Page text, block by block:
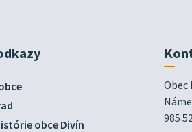
obce Divín
Obec
985